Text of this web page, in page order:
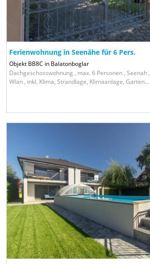
Ferienwohnung in Seenähe für 6 Pers.
Objekt BB8C in Balatonboglar
Dachgeschosswohnung , max. 6 Personen , Seenah ,
Wlan , inkl. Klima, Strandlage, Klimaanlage, Garten...